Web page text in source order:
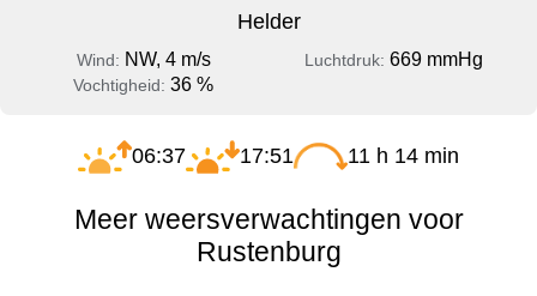
Helder
Wind: NW, 4 m/s Luchtdruk: 669 mmHg
Vochtigheid: 36 %
06:37 17:51 11 h 14 min
Meer weersverwachtingen voor
Rustenburg